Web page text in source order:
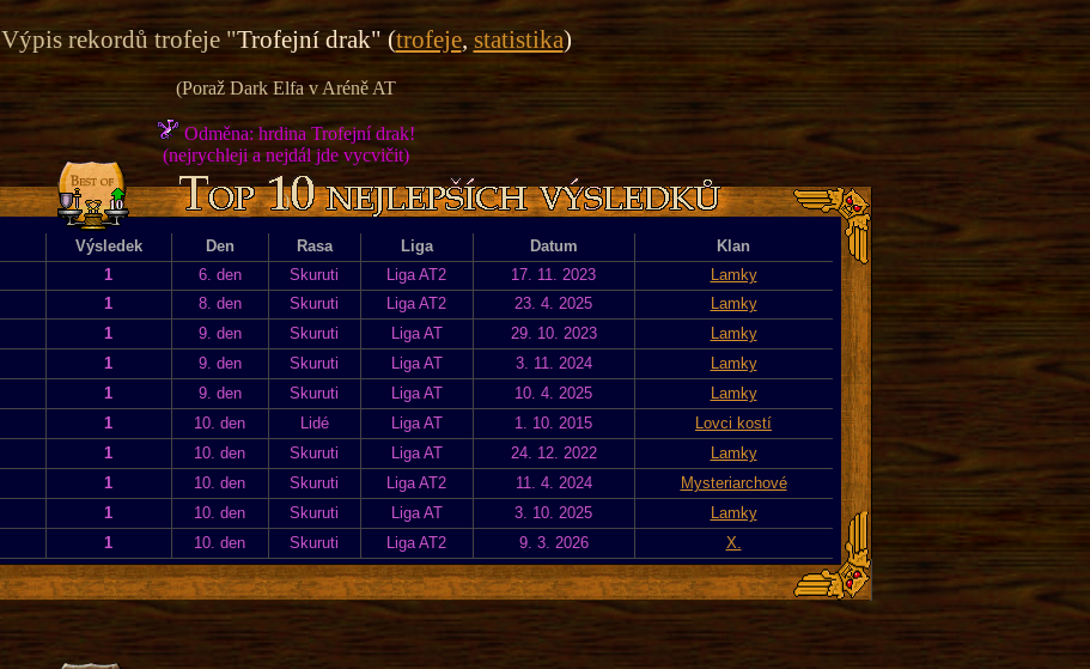
Výpis rekordů trofeje "Trofejní drak" (trofeje,statistika)
(Poraž Dark Elfa v Aréně AT
Odměna: hrdina Trofejní drak!
(nejrychleji a nejdál jde vycvičit)
)
Výsledek Den Rasa Liga Datum
Klan
1 6. den Skuruti Liga AT2 17. 11. 2023
Lamky
1 8. den Skuruti Liga AT2 23. 4. 2025
Lamky
1 9. den Skuruti Liga AT 29. 10. 2023
Lamky
1 9. den Skuruti Liga AT 3. 11. 2024
Lamky
1 9. den Skuruti Liga AT 10. 4. 2025
Lamky
1 10. den Lidé Liga AT 1. 10. 2015
Lovci kostí
1 10. den Skuruti Liga AT 24. 12. 2022
Lamky
1 10. den Skuruti Liga AT2 11. 4. 2024
Mysteriarchové
1 10. den Skuruti Liga AT 3. 10. 2025
Lamky
1 10. den Skuruti Liga AT2 9. 3. 2026 X.